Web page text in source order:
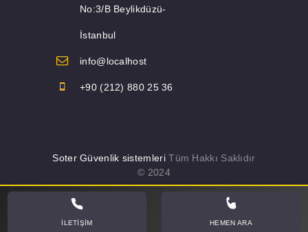
No:3/B Beylikdüzü-
İstanbul
info@localhost
+90 (212) 880 25 36
Soter Güvenlik sistemleriTüm Hakkı Saklıdır
© 2024
İLETIŞIM HEMEN ARA